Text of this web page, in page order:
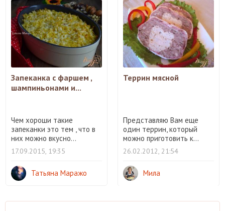
Запеканка с фаршем ,
шампиньонами и...
Чем хороши такие
запеканки это тем , что в
них можно вкусно...
17.09.2015, 19:35
Татьяна Маражо
Террин мясной
Представляю Вам еще
один террин, который
можно приготовить к...
26.02.2012, 21:54
Мила